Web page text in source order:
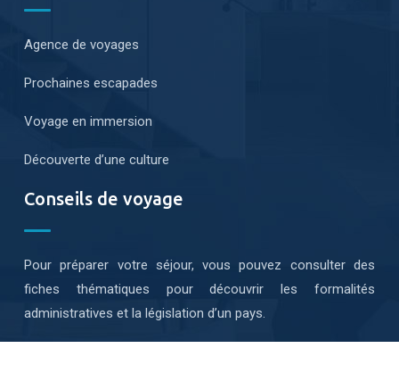
Agence de voyages
Prochaines escapades
Voyage en immersion
Découverte d’une culture
Conseils de voyage
Pour préparer votre séjour, vous pouvez consulter des
fiches thématiques pour découvrir les formalités
administratives et la législation d’un pays.